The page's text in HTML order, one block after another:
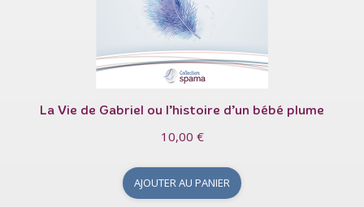
La Vie de Gabriel ou l’histoire d’un bébé plume
10,00 €
AJOUTER AU PANIER